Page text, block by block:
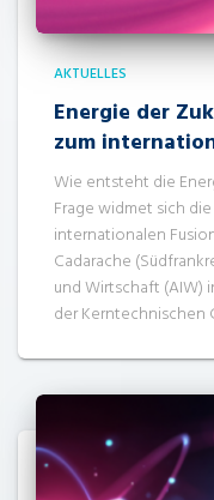
AKTUELLES
Energie der
zum
Wie entsteht die
Frage widmet sich
internationalen
Cadarache
und Wirtschaft (AIW)
der Kerntechnischen